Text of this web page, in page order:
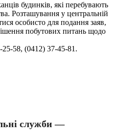
будинків, які перебувають
Розташування у центральній
особисто для подання заяв,
побутових питань щодо
25-58, (0412) 37-45-81.
служби —